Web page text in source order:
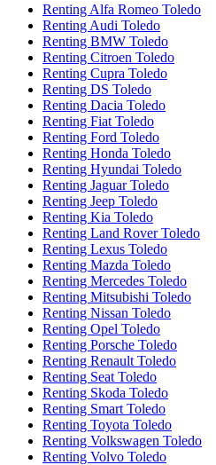
Renting Alfa Romeo Toledo
Renting Audi Toledo
Renting BMW Toledo
Renting Citroen Toledo
Renting Cupra Toledo
Renting DS Toledo
Renting Dacia Toledo
Renting Fiat Toledo
Renting Ford Toledo
Renting Honda Toledo
Renting Hyundai Toledo
Renting Jaguar Toledo
Renting Jeep Toledo
Renting Kia Toledo
Renting Land Rover Toledo
Renting Lexus Toledo
Renting Mazda Toledo
Renting Mercedes Toledo
Renting Mitsubishi Toledo
Renting Nissan Toledo
Renting Opel Toledo
Renting Porsche Toledo
Renting Renault Toledo
Renting Seat Toledo
Renting Skoda Toledo
Renting Smart Toledo
Renting Toyota Toledo
Renting Volkswagen Toledo
Renting Volvo Toledo